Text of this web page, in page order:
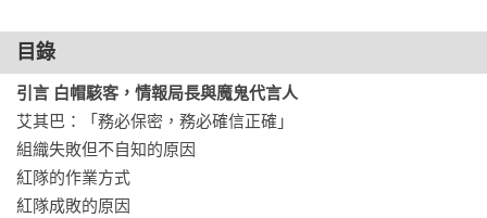
美國的國家安全專家岑科在本書中將深入探索紅隊的工作，闡
明典範做法、常見陷阱，以及這些現代「魔鬼代言人」最有效
的應用方式。紅隊典範做法可以應用在中央情報局（CIA）、紐
約市警察局或某家製藥公司。紅隊作業應用得當，可以產生出
色的成效：企業可以占據競爭優勢，情報單位可以找出關鍵推
測報告中的錯誤，軍方可以遠在執行危險任務之前辨明潛在問
目錄
引言 白帽駭客，情報局長與魔鬼代言人
艾其巴：「務必保密，務必確信正確」
組織失敗但不自知的原因
紅隊的作業方式
紅隊成敗的原因